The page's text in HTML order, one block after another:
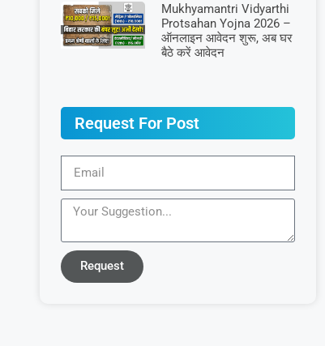
Mukhyamantri Vidyarthi
Protsahan Yojna 2026 –
ऑनलाइन आवेदन शुरू, अब घर
बैठे करें आवेदन
Request For Post
Request